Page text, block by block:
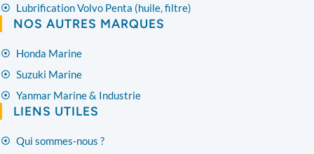
Lubrification Volvo Penta (huile, filtre)
NOS AUTRES MARQUES
Honda Marine
Suzuki Marine
Yanmar Marine & Industrie
LIENS UTILES
Qui sommes-nous ?